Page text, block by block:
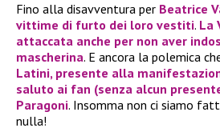
Fino alla disavventura per Beatrice
vittime di furto dei loro vestiti. La
attaccata anche per non aver
mascherina. E ancora la polemica
Latini, presente alla
saluto ai fan (senza alcun
Paragoni. Insomma non ci siamo
nulla!